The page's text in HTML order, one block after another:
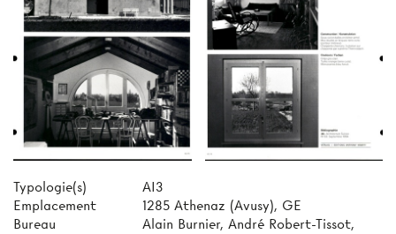
Typologie(s)
AI3
Emplacement
1285 Athenaz (Avusy), GE
Bureau
Alain Burnier, André Robert-Tissot,